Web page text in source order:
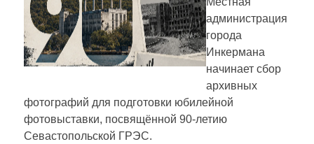
администрация
города
Инкермана
начинает сбор
архивных
фотографий для подготовки юбилейной
фотовыставки, посвящённой 90-летию
Севастопольской ГРЭС.